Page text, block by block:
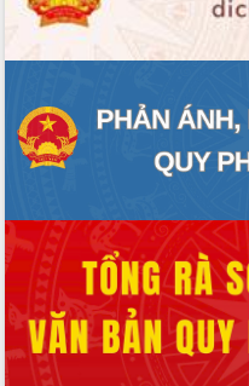
sầu riêng tại Đắk Lắk
Trình diễn nghệ thuật chế biến các
món ăn từ sầu riêng
tiến đầu tư tỉnh
Ngành cá ngừ Đắk Lắk chủ động thích
ứng để giữ vững thị trường xuất khẩu
phá cơ chế - Hợp tác công tư
Đề án 06 tạo bước ngoặt đột phá trong
cải cách hành chính tỉnh Đắk Lắk
Kết nối tour, đẩy mạnh chuyển đổi số
để phát triển du lịch Đắk Lắk
Khởi động Dự án Đầu tư xây dựng hạ